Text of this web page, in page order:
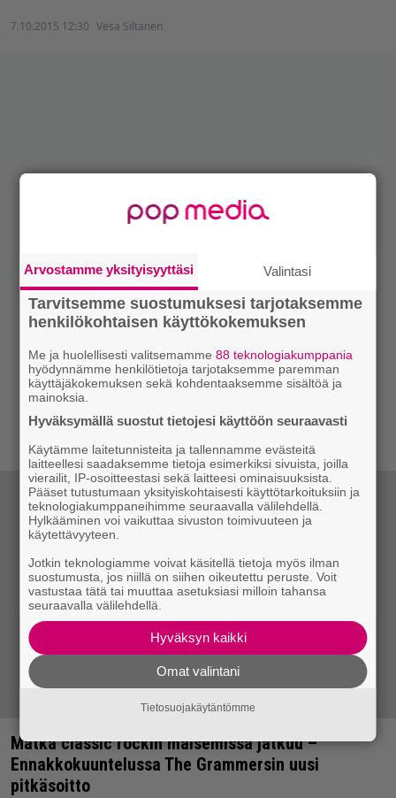
7.10.2015 12:30 Vesa Siltanen
Matka classic rockin maisemissa jatkuu –
Ennakkokuuntelussa The Grammersin uusi
pitkäsoitto
Arvostamme yksityisyyttäsi Valintasi
Tarvitsemme suostumuksesi tarjotaksemme
henkilökohtaisen käyttökokemuksen
Me ja huolellisesti valitsemamme88 teknologiakumppania
hyödynnämme henkilötietoja tarjotaksemme paremman
käyttäjäkokemuksen sekä kohdentaaksemme sisältöä ja
mainoksia.
Hyväksymällä suostut tietojesi käyttöön seuraavasti
Käytämme laitetunnisteita ja tallennamme evästeitä
laitteellesi saadaksemme tietoja esimerkiksi sivuista, joilla
vierailit, IP-osoitteestasi sekä laitteesi ominaisuuksista.
Pääset tutustumaan yksityiskohtaisesti käyttötarkoituksiin ja
teknologiakumppaneihimme seuraavalla välilehdellä.
Hylkääminen voi vaikuttaa sivuston toimivuuteen ja
käytettävyyteen.
Jotkin teknologiamme voivat käsitellä tietoja myös ilman
suostumusta, jos niillä on siihen oikeutettu peruste. Voit
vastustaa tätä tai muuttaa asetuksiasi milloin tahansa
seuraavalla välilehdellä.
Hyväksyn kaikki
Omat valintani
Tietosuojakäytäntömme